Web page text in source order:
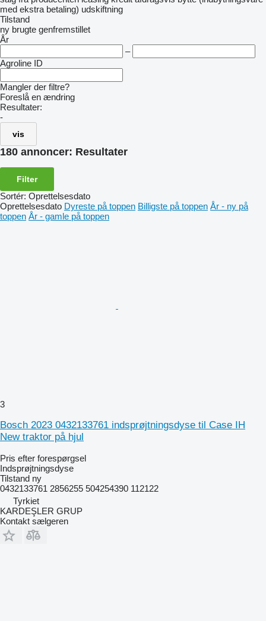
med ekstra betaling) udskiftning
Tilstand
ny brugte genfremstillet
År
–
Agroline ID
Mangler der filtre?
Foreslå en ændring
Resultater:
-
vis
180 annoncer: Resultater
Filter
Sortér: Oprettelsesdato
Oprettelsesdato Dyreste på toppen Billigste på toppen År - ny på
toppen År - gamle på toppen
3
Bosch 2023 0432133761 indsprøjtningsdyse til Case IH
New traktor på hjul
Pris efter forespørgsel
Indsprøjtningsdyse
Tilstand ny
0432133761 2856255 504254390 112122
Tyrkiet
KARDEŞLER GRUP
Kontakt sælgeren